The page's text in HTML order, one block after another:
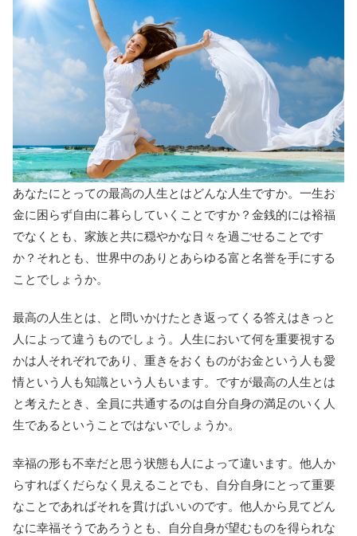
あなたにとっての最高の人生とはどんな人生ですか。一生お
金に困らず自由に暮らしていくことですか？金銭的には裕福
でなくとも、家族と共に穏やかな日々を過ごせることです
か？それとも、世界中のありとあらゆる富と名誉を手にする
ことでしょうか。
最高の人生とは、と問いかけたとき返ってくる答えはきっと
人によって違うものでしょう。人生において何を重要視する
かは人それぞれであり、重きをおくものがお金という人も愛
情という人も知識という人もいます。ですが最高の人生とは
と考えたとき、全員に共通するのは自分自身の満足のいく人
生であるということではないでしょうか。
幸福の形も不幸だと思う状態も人によって違います。他人か
らすればくだらなく見えることでも、自分自身にとって重要
なことであればそれを貫けばいいのです。他人から見てどん
なに幸福そうであろうとも、自分自身が望むものを得られな